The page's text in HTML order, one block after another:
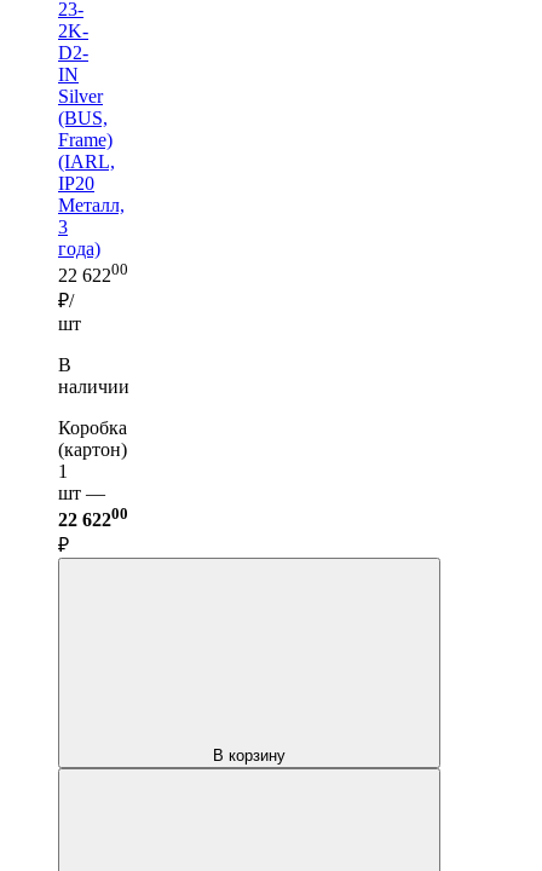
23-
2K-
D2-
IN
Silver
(BUS,
Frame)
(IARL,
IP20
Металл,
3
года)
22 62200
₽/
шт
В
наличии
Коробка
(картон)
1
шт —
22 62200
₽
В корзину